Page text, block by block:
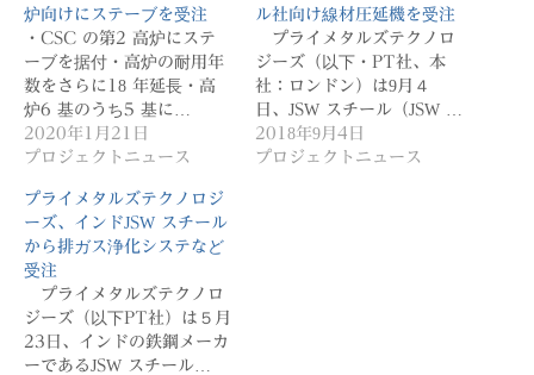
炉向けにステーブを受注
・CSC の第2 高炉にステ
ーブを据付・高炉の耐用年
数をさらに18 年延長・高
炉6 基のうち5 基に…
2020年1月21日
プロジェクトニュース
ル社向け線材圧延機を受注
プライメタルズテクノロ
ジーズ（以下・PT社、本
社：ロンドン）は9月４
日、JSW スチール（JSW …
2018年9月4日
プロジェクトニュース
プライメタルズテクノロジ
ーズ、インドJSW スチール
から排ガス浄化システなど
受注
プライメタルズテクノロ
ジーズ（以下PT社）は５月
23日、インドの鉄鋼メーカ
ーであるJSW スチール…